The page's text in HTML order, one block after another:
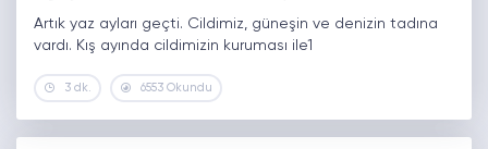
Artık yaz ayları geçti. Cildimiz, güneşin ve denizin tadına
vardı. Kış ayında cildimizin kuruması ile1
3 dk. 6553 Okundu